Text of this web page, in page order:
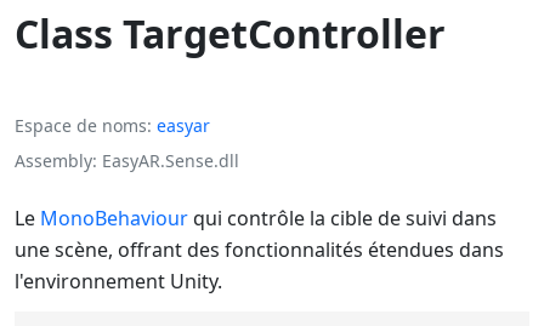
Class TargetController
Espace de noms easyar
Assembly EasyAR.Sense.dll
Le MonoBehaviourqui contrôle la cible de suivi dans
une scène, offrant des fonctionnalités étendues dans
l'environnement Unity.